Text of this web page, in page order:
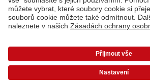
dopravné a balné dle platného ceníku. Ceny jsou včetně
|VOP|Ochrana osobních